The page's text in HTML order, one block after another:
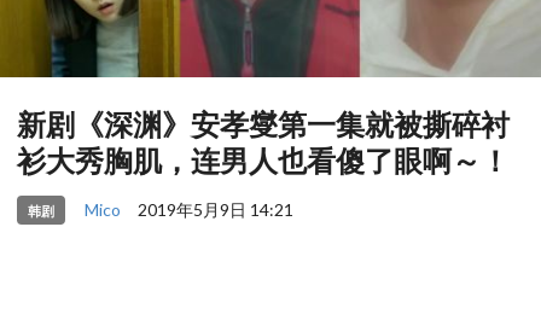
新剧《深渊》安孝燮第一集就被撕碎衬
衫大秀胸肌，连男人也看傻了眼啊～！
韩剧 Mico 2019年5月9日 14:21